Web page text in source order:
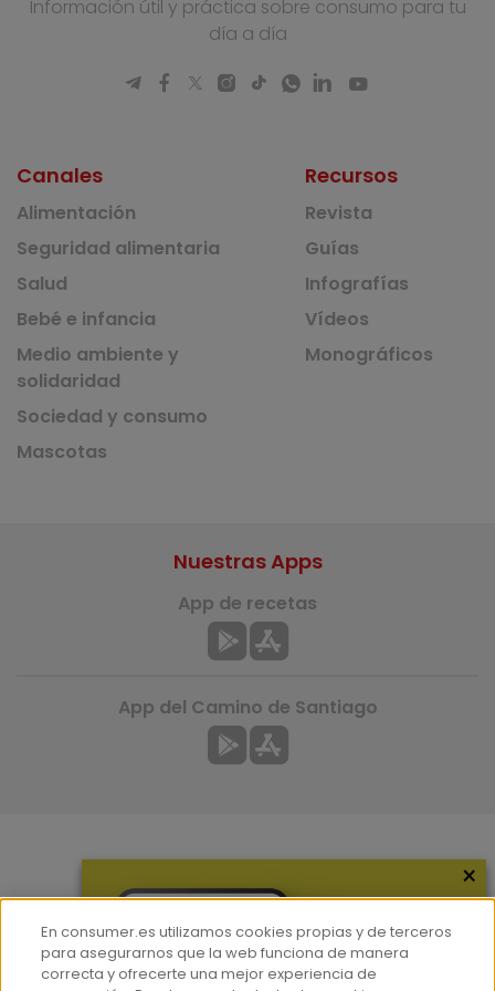
Información útil y práctica sobre consumo para tu
día a día
Canales
Alimentación
Seguridad alimentaria
Salud
Bebé e infancia
Medio ambiente y
solidaridad
Sociedad y consumo
Mascotas
Recursos
Revista
Guías
Infografías
Vídeos
Monográficos
Hemeroteca
Nuestras Apps
App de recetas
App del Camino de Santiago
×
En consumer.es utilizamos cookies propias y de terceros
para asegurarnos que la web funciona de manera
correcta y ofrecerte una mejor experiencia de